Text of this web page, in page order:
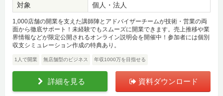
対象 個人・法人
1,000店舗の開業を支えた講師陣とアドバイザーチームが技術・営業の両
面から徹底サポート！未経験でもスムーズに開業できます。売上推移や業
界情報などが限定公開されるオンライン説明会を開催中！参加者には個別
収支シミュレーション作成の特典あり。
1人で開業 無店舗型のビジネス 年収1000万を目指せる
詳細を見る 資料ダウンロード